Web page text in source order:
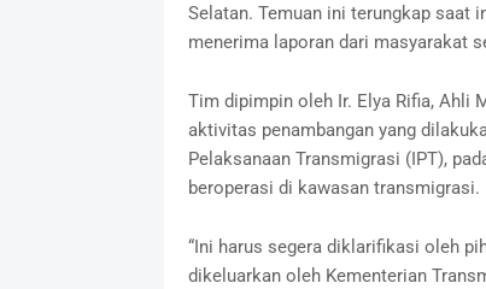
Selatan. Temuan ini terungkap saat
menerima laporan dari masyarakat
Tim dipimpin oleh Ir. Elya Rifia, Ahli
aktivitas penambangan yang
Pelaksanaan Transmigrasi (IPT),
beroperasi di kawasan transmigrasi.
“Ini harus segera diklarifikasi oleh
dikeluarkan oleh Kementerian